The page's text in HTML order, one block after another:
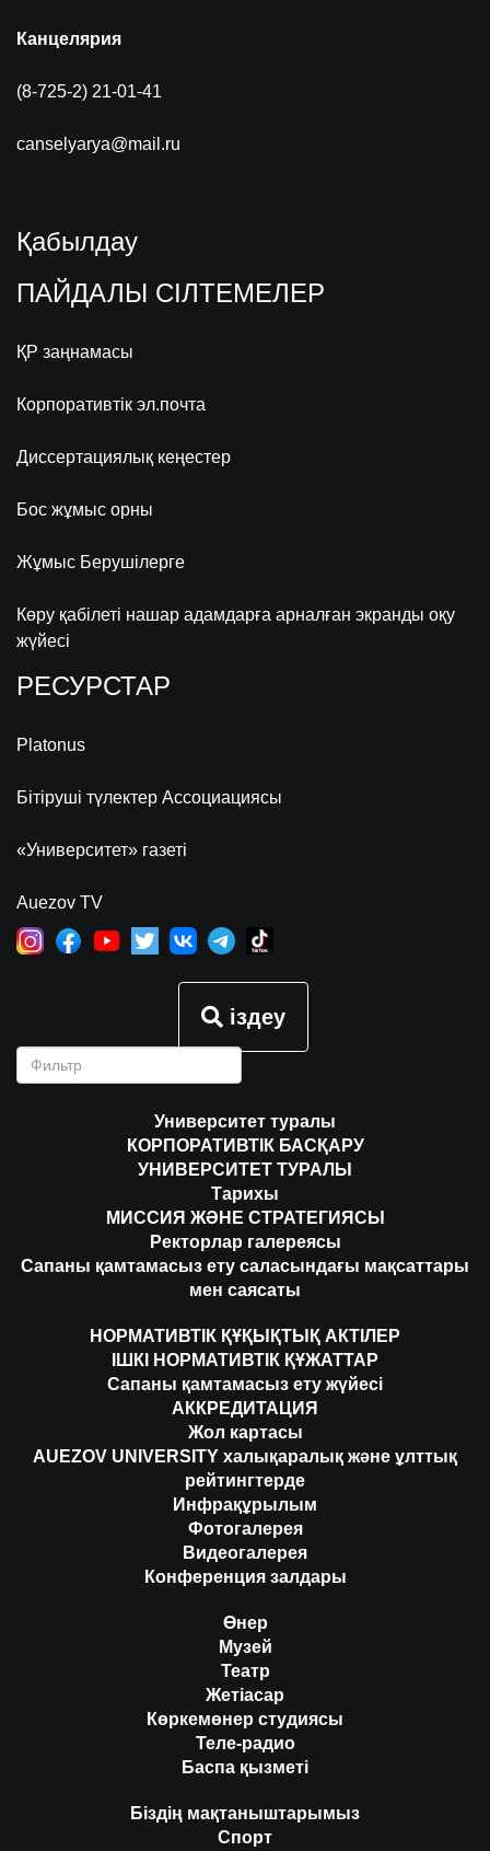
Канцелярия
(8-725-2) 21-01-41
canselyarya@mail.ru
Қабылдау
ПАЙДАЛЫ СІЛТЕМЕЛЕР
ҚР заңнамасы
Корпоративтік эл.почта
Диссертациялық кеңестер
Бос жұмыс орны
Жұмыс Берушілерге
Көру қабілеті нашар адамдарға арналған экранды оқу
жүйесі
РЕСУРСТАР
Platonus
Бітіруші түлектер Ассоциациясы
«Университет» газеті
Auezov TV
іздеу
Университет туралы
КОРПОРАТИВТІК БАСҚАРУ
УНИВЕРСИТЕТ ТУРАЛЫ
Тарихы
МИССИЯ ЖӘНЕ СТРАТЕГИЯСЫ
Ректорлар галереясы
Сапаны қамтамасыз ету саласындағы мақсаттары
мен саясаты
НОРМАТИВТІК ҚҰҚЫҚТЫҚ АКТІЛЕР
ІШКІ НОРМАТИВТІК ҚҰЖАТТАР
Сапаны қамтамасыз ету жүйесі
АККРЕДИТАЦИЯ
Жол картасы
AUEZOV UNIVERSITY халықаралық және ұлттық
рейтингтерде
Инфрақұрылым
Фотогалерея
Видеогалерея
Конференция залдары
Өнер
Музей
Театр
Жетіасар
Көркемөнер студиясы
Теле-радио
Баспа қызметі
Біздің мақтаныштарымыз
Спорт